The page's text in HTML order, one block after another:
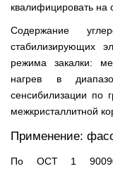
квалифицировать на
Содержание
стабилизирующих
режима закалки:
нагрев в
сенсибилизации по
межкристаллитной
Применение:
По ОСТ 1 90090-